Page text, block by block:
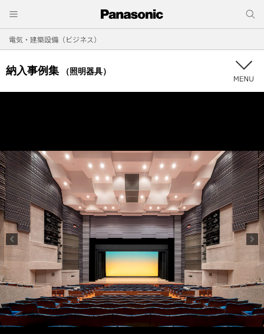
電気・建築設備（ビジネス）
納入事例集 （照明器具）